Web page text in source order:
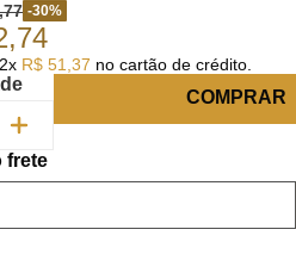
,77 -30%
,74
2x R$ 51 37 no cartão de crédito.
COMPRAR